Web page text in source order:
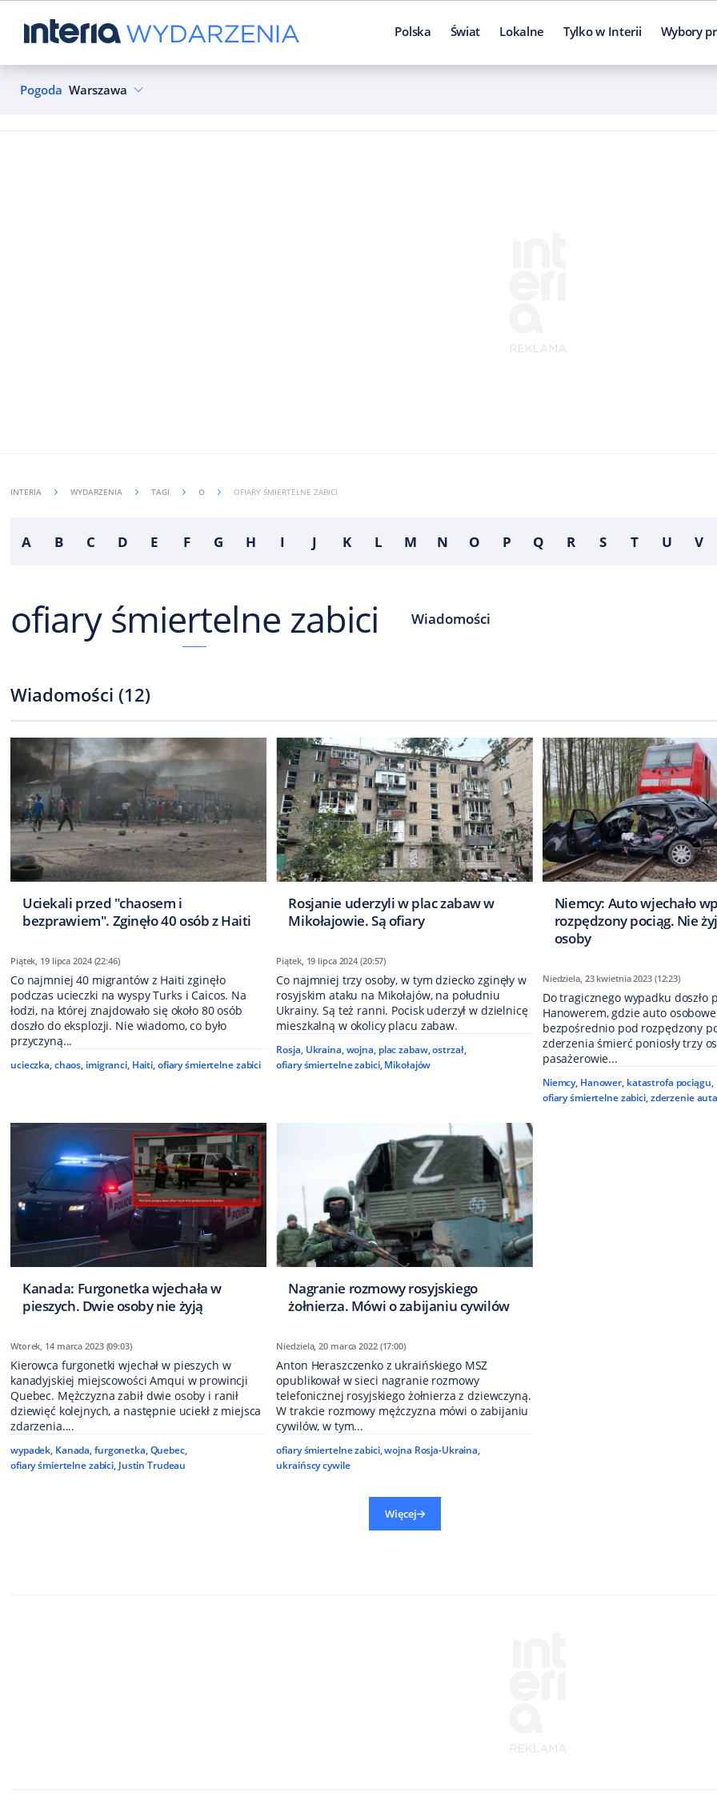
Polska Świat Lokalne Tylko w Interii Wybory
Pogoda Warszawa
INTERIA WYDARZENIA TAGI O OFIARY ŚMIERTELNE ZABICI
A B C D E F G H I J K L M N O P Q R S T U V
ofiary śmiertelne zabici Wiadomości
Wiadomości (12)
Uciekali przed "chaosem i
bezprawiem". Zginęło 40 osób z Haiti
Piątek, 19 lipca 2024 (22:46)
Co najmniej 40 migrantów z Haiti zginęło
podczas ucieczki na wyspy Turks i Caicos. Na
łodzi, na której znajdowało się około 80 osób
doszło do eksplozji. Nie wiadomo, co było
przyczyną...
ucieczka,chaos, imigranci, Haiti,ofiary śmiertelne zabici
Rosjanie uderzyli w plac zabaw w
Mikołajowie. Są ofiary
Piątek, 19 lipca 2024 (20:57)
Co najmniej trzy osoby, w tym dziecko zginęły w
rosyjskim ataku na Mikołajów, na południu
Ukrainy. Są też ranni. Pocisk uderzył w dzielnicę
mieszkalną w okolicy placu zabaw.
Rosja, Ukraina,wojna, plac zabaw,ostrzał,
ofiary śmiertelne zabici, Mikołajów
Niemcy: Auto wjechało
rozpędzony pociąg. Nie
osoby
Niedziela, 23 kwietnia 2023 (12:23)
Do tragicznego wypadku doszło
Hanowerem, gdzie auto
bezpośrednio pod rozpędzony
zderzenia śmierć poniosły trzy
pasażerowie...
Niemcy, Hanower, katastrofa pociągu,
ofiary śmiertelne zabici,zderzenie
Kanada: Furgonetka wjechała w
pieszych. Dwie osoby nie żyją
Wtorek, 14 marca 2023 (09:03)
Kierowca furgonetki wjechał w pieszych w
kanadyjskiej miejscowości Amqui w prowincji
Quebec. Mężczyzna zabił dwie osoby i ranił
dziewięć kolejnych, a następnie uciekł z miejsca
zdarzenia....
wypadek, Kanada,furgonetka,Quebec,
ofiary śmiertelne zabici,Justin Trudeau
Nagranie rozmowy rosyjskiego
żołnierza. Mówi o zabijaniu cywilów
Niedziela, 20 marca 2022 (17:00)
Anton Heraszczenko z ukraińskiego MSZ
opublikował w sieci nagranie rozmowy
telefonicznej rosyjskiego żołnierza z dziewczyną.
W trakcie rozmowy mężczyzna mówi o zabijaniu
cywilów, w tym...
ofiary śmiertelne zabici,wojna Rosja-Ukraina,
ukraińscy cywile
Więcej